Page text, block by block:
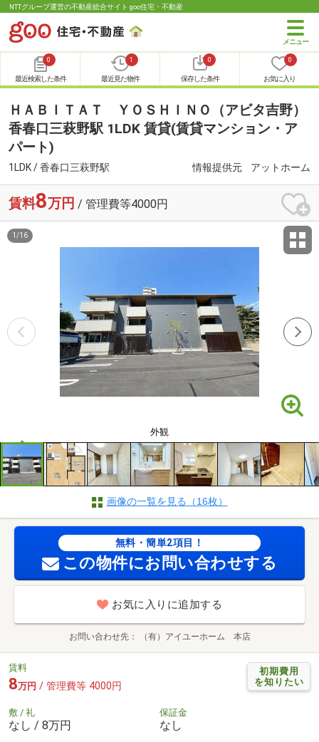
NTTグループ運営の不動産総合サイト goo住宅・不動産
0
最近検索した条件
1
最近見た物件
0
保存した条件
0
お気に入り
ＨＡＢＩＴＡＴ ＹＯＳＨＩＮＯ（アビタ吉野）
香春口三萩野駅 1LDK 賃貸(賃貸マンション・ア
パート)
1LDK / 香春口三萩野駅 情報提供元 アットホーム
賃料8万円 / 管理費等4000円
外観
1 /16
画像の一覧を見る（16枚）
無料・簡単2項目！
この物件にお問い合わせする
お気に入りに追加する
お問い合わせ先 （有）アイユーホーム 本店
初期費用
を知りたい
賃料
8万円 / 管理費等 4000円
敷 / 礼
なし / 8万円
保証金
なし